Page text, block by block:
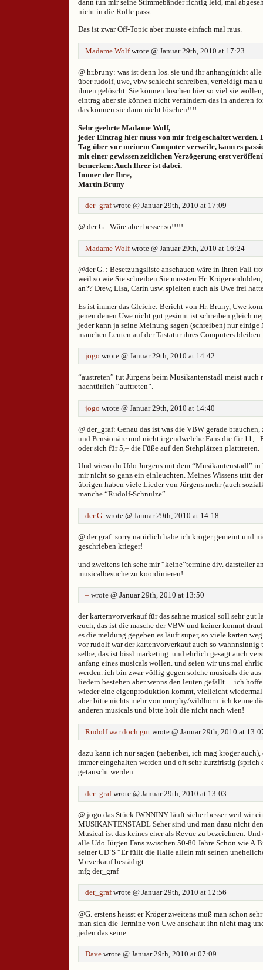
dann tun mir seine Stimmebänder richtig leid, mal
nicht in die Rolle passt.
Das ist zwar Off-Topic aber musste einfach mal raus.
Madame Wolfwrote @ Januar 29th, 2010 at 17:23
@ hr.bruny: was ist denn los. sie und ihr anhang(nicht
über rudolf, uwe, vbw schlecht schreiben, verteidigt man
ihnen gelöscht. Sie können löschen hier so viel sie
eintrag aber sie können nicht verhindern das in anderen
das können sie dann nicht löschen!!!!
Sehr geehrte Madame Wolf,
jeder Eintrag hier muss von mir freigeschaltet werden.
Tag über vor meinem Computer verweile, kann es
mit einer gewissen zeitlichen Verzögerung erst
bemerken: Auch Ihrer ist dabei.
Immer der Ihre,
Martin Bruny
der_grafwrote @ Januar 29th, 2010 at 17:09
@ der G.: Wäre aber besser so!!!!!
Madame Wolfwrote @ Januar 29th, 2010 at 16:24
@der G. : Besetzungsliste anschauen wäre in Ihren Fall
weil so wie Sie schreiben Sie mussten Hr. Kröger
an?? Drew, LIsa, Carin usw. spielten auch als Uwe frei
Es ist immer das Gleiche: Bericht von Hr. Bruny, Uwe
jenen denen Uwe nicht gut gesinnt ist schreiben gleich
jeder kann ja seine Meinung sagen (schreiben) nur
manchen Leuten auf der Tastatur ihres Computers bleiben.
jogo wrote @ Januar 29th, 2010 at 14:42
“austreten” tut Jürgens beim Musikantenstadl meist auch
nachtürlich “auftreten”.
jogo wrote @ Januar 29th, 2010 at 14:40
@ der_graf: Genau das ist was die VBW gerade
und Pensionäre und nicht irgendwelche Fans die für 11,–
oder sich für 5,– die Füße auf den Stehplätzen platttreten.
Und wieso du Udo Jürgens mit dem “Musikantenstadl”
mir nicht so ganz ein einleuchten. Meines Wissens tritt
übrigen haben viele Lieder von Jürgens mehr (auch
manche “Rudolf-Schnulze”.
der G. wrote @ Januar 29th, 2010 at 14:18
@ der graf: sorry natürlich habe ich kröger gemeint und
geschrieben krieger!
und zweitens ich sehe mir “keine”termine div. darsteller
musicalbesuche zu koordinieren!
– wrote @ Januar 29th, 2010 at 13:50
der karternvorverkauf für das sahne musical soll sehr gut
euch, das ist die masche der VBW und keiner kommt
es die meldung gegeben es läuft super, so viele karten
vor rudolf war der kartenvorverkauf auch so wahnnsinnig
selbe, das ist bissl marketing. und ehrlich gesagt auch
anfang eines musicals wollen. und seien wir uns mal
werden. ich bin zwar völlig gegen solche musicals die aus
liedern bestehen aber wenns den leuten gefällt… ich hoffe
wieder eine eigenproduktion kommt, vielleicht
aber bitte nichts mehr von murphy/wildhorn. ich kenne
anderen musicals und bitte holt die nicht nach wien!
Rudolf war doch gut wrote @ Januar 29th, 2010 at
dazu kann ich nur sagen (nebenbei, ich mag kröger
immer eingehalten werden und oft sehr kurzfristig (sprich
getauscht werden …
der_grafwrote @ Januar 29th, 2010 at 13:03
@ jogo das Stück IWNNINY läuft sicher besser weil wir
MUSIKANTENSTADL Seher sind und man dazu nicht
Musical ist das keines eher als Revue zu bezeichnen.
alle Udo Jürgen Fans zwischen 50-80 Jahre.Schon wie
seiner CD´S “Er füllt die Halle allein mit seinen
Vorverkauf bestädigt.
mfg der_graf
der_grafwrote @ Januar 29th, 2010 at 12:56
@G. erstens heisst er Kröger zweitens muß man schon
man sich die Termine von Uwe anschaut ihn nicht mag
jeden das seine
Dave wrote @ Januar 29th, 2010 at 07:09